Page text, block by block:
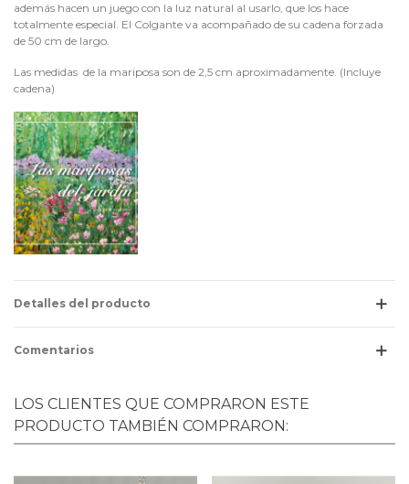
además hacen un juego con la luz natural al usarlo, que los hace
totalmente especial. El Colgante va acompañado de su cadena forzada
de 50 cm de largo.
Las medidas de la mariposa son de 2,5 cm aproximadamente. (Incluye
cadena)
Detalles del producto
Comentarios
LOS CLIENTES QUE COMPRARON ESTE
PRODUCTO TAMBIÉN COMPRARON: